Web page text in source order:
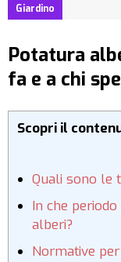
Giardino
Potatura
fa e a chi
Scopri il
Quali sono le
In che
alberi?
Normative